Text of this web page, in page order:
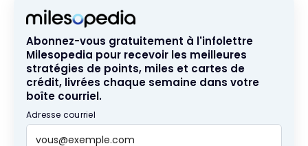
Abonnez-vous gratuitement à l'infolettre
Milesopedia pour recevoir les meilleures
stratégies de points, miles et cartes de
crédit, livrées chaque semaine dans votre
boîte courriel.
Adresse courriel